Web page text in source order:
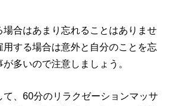
場合はあまり忘れることはありませ
用する場合は意外と自分のことを忘
多いので注意しましょう。
て、60分のリラクゼーションマッサ